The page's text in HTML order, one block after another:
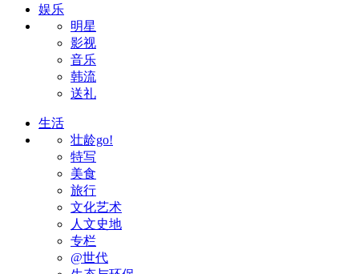
娱乐
明星
影视
音乐
韩流
送礼
生活
壮龄go!
特写
美食
旅行
文化艺术
人文史地
专栏
@世代